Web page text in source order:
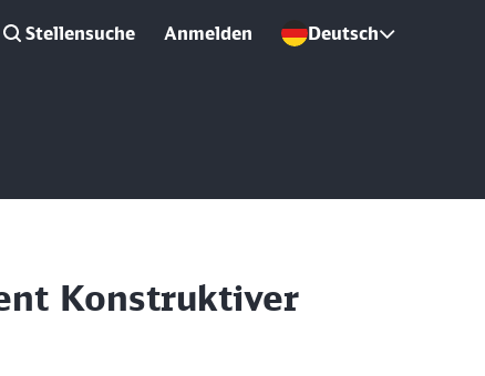
Stellensuche Anmelden Deutsch
Konstruktiver